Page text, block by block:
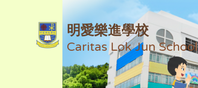
明愛樂進學校
Caritas Lok Jun School